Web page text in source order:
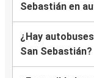
Sebastián en
¿Hay
San Sebastián?